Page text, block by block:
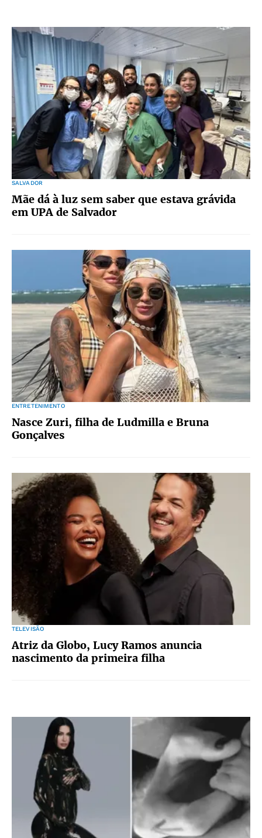
SALVADOR
Mãe dá à luz sem saber que estava grávida
em UPA de Salvador
ENTRETENIMENTO
Nasce Zuri, filha de Ludmilla e Bruna
Gonçalves
TELEVISÃO
Atriz da Globo, Lucy Ramos anuncia
nascimento da primeira filha